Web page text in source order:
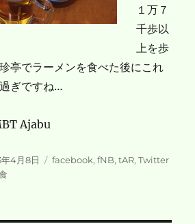
１万７
千歩以
上を歩
亭でラーメンを食べた後にこれ
ぎですね…
Ajabu
年4月8日
カ
facebook,fNB,tAR,Twitter